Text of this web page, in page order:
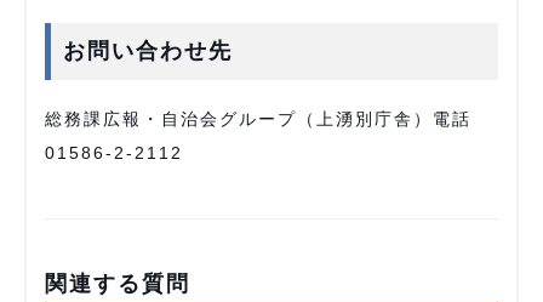
お問い合わせ先
総務課広報・自治会グループ（上湧別庁舎）電話
01586-2-2112
関連する質問